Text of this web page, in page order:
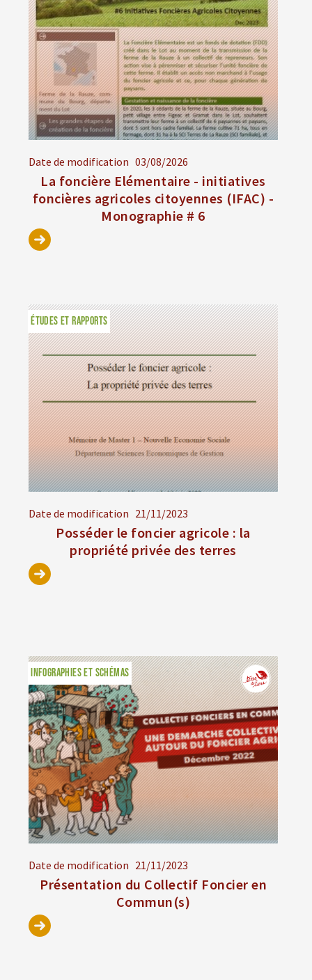
Date de modification 03/08/2026
La foncière Elémentaire - initiatives
foncières agricoles citoyennes (IFAC) -
Monographie # 6
Date de modification 21/11/2023
Posséder le foncier agricole : la
propriété privée des terres
ÉTUDES ET RAPPORTS
Date de modification 21/11/2023
Présentation du Collectif Foncier en
Commun(s)
INFOGRAPHIES ET SCHÉMAS